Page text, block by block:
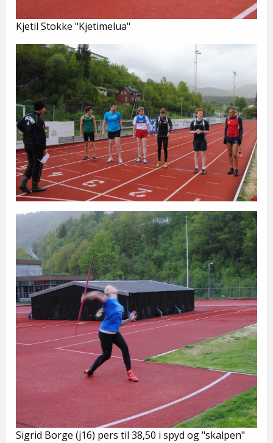
Kjetil Stokke "Kjetimelua"
Sigrid Borge (j16) pers til 38,50 i spyd og "skalpen"